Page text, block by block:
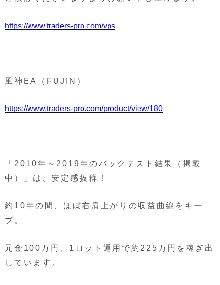
https://www.traders-pro.com/vps
風神EA（FUJIN）
https://www.traders-pro.com/product/view/180
「2010年～2019年のバックテスト結果（掲載
中）」は、安定感抜群！
約10年の間、ほぼ右肩上がりの収益曲線をキー
プ。
元金100万円、1ロット運用で約225万円を稼ぎ出
しています。